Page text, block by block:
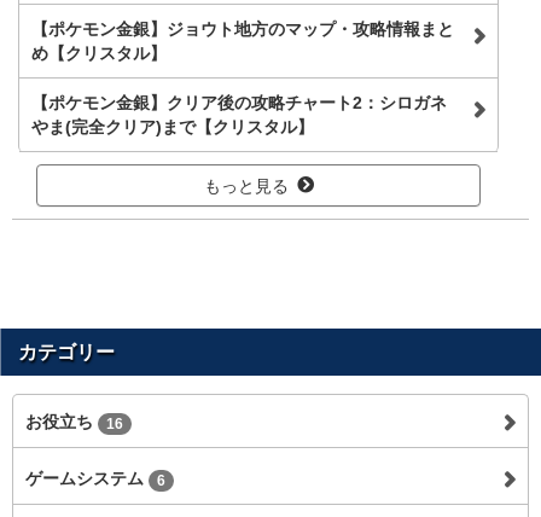
【ポケモン金銀】ジョウト地方のマップ・攻略情報まと
め【クリスタル】
【ポケモン金銀】クリア後の攻略チャート2：シロガネ
やま(完全クリア)まで【クリスタル】
もっと見る
カテゴリー
お役立ち 16
ゲームシステム 6